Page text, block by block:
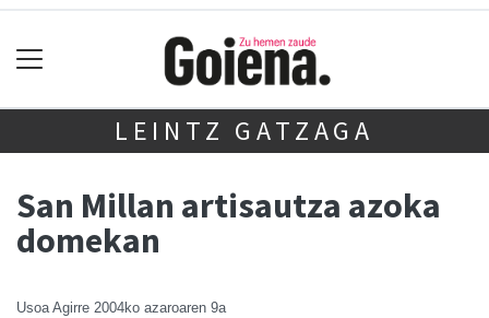
LEINTZ GATZAGA
San Millan artisautza azoka
domekan
Usoa Agirre 2004ko azaroaren 9a